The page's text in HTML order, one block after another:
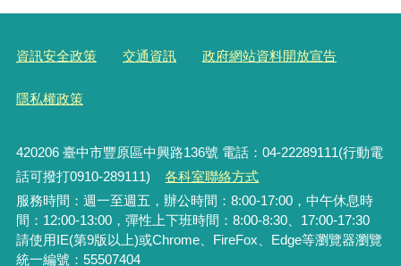
資訊安全政策 交通資訊 政府網站資料開放宣告
隱私權政策
420206臺中市豐原區中興路136號 電話：04-22289111(行動電
話可撥打0910-289111)
各科室聯絡方式
服務時間：週一至週五，辦公時間：8:00-17:00，中午休息時
間：12:00-13:00，彈性上下班時間：8:00-8:30、17:00-17:30
請使用IE(第9版以上)或Chrome、FireFox、Edge等瀏覽器瀏覽
統一編號：55507404